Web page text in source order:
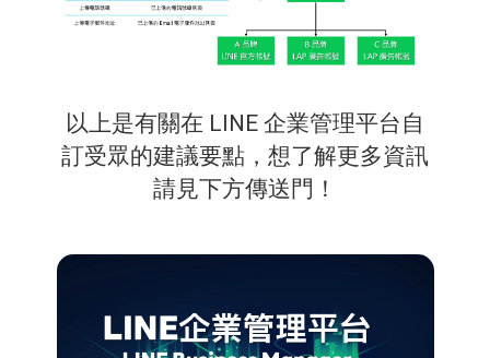
以上是有關在 LINE 企業管理平台自
訂受眾的建議要點，想了解更多資訊
請見下方傳送門！